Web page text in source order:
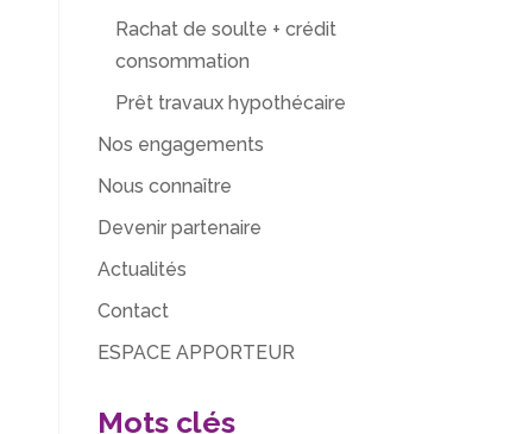
Rachat de soulte + crédit
consommation
Prêt travaux hypothécaire
Nos engagements
Nous connaître
Devenir partenaire
Actualités
Contact
ESPACE APPORTEUR
Mots clés